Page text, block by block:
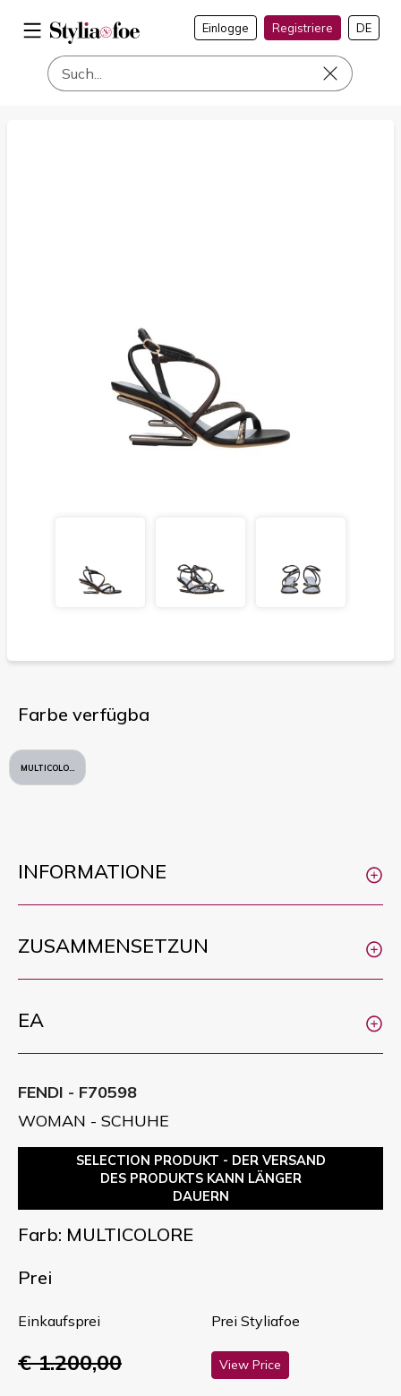
Einlogge Registriere DE
Farbe verfügba
MULTICOLORE
INFORMATIONE
ZUSAMMENSETZUN
EA
FENDI - F70598
WOMAN - SCHUHE
SELECTION PRODUKT - DER VERSAND
DES PRODUKTS KANN LÄNGER
DAUERN
Farb: MULTICOLORE
Prei
Einkaufsprei
€ 1.200,00
Prei Styliafoe
View Price